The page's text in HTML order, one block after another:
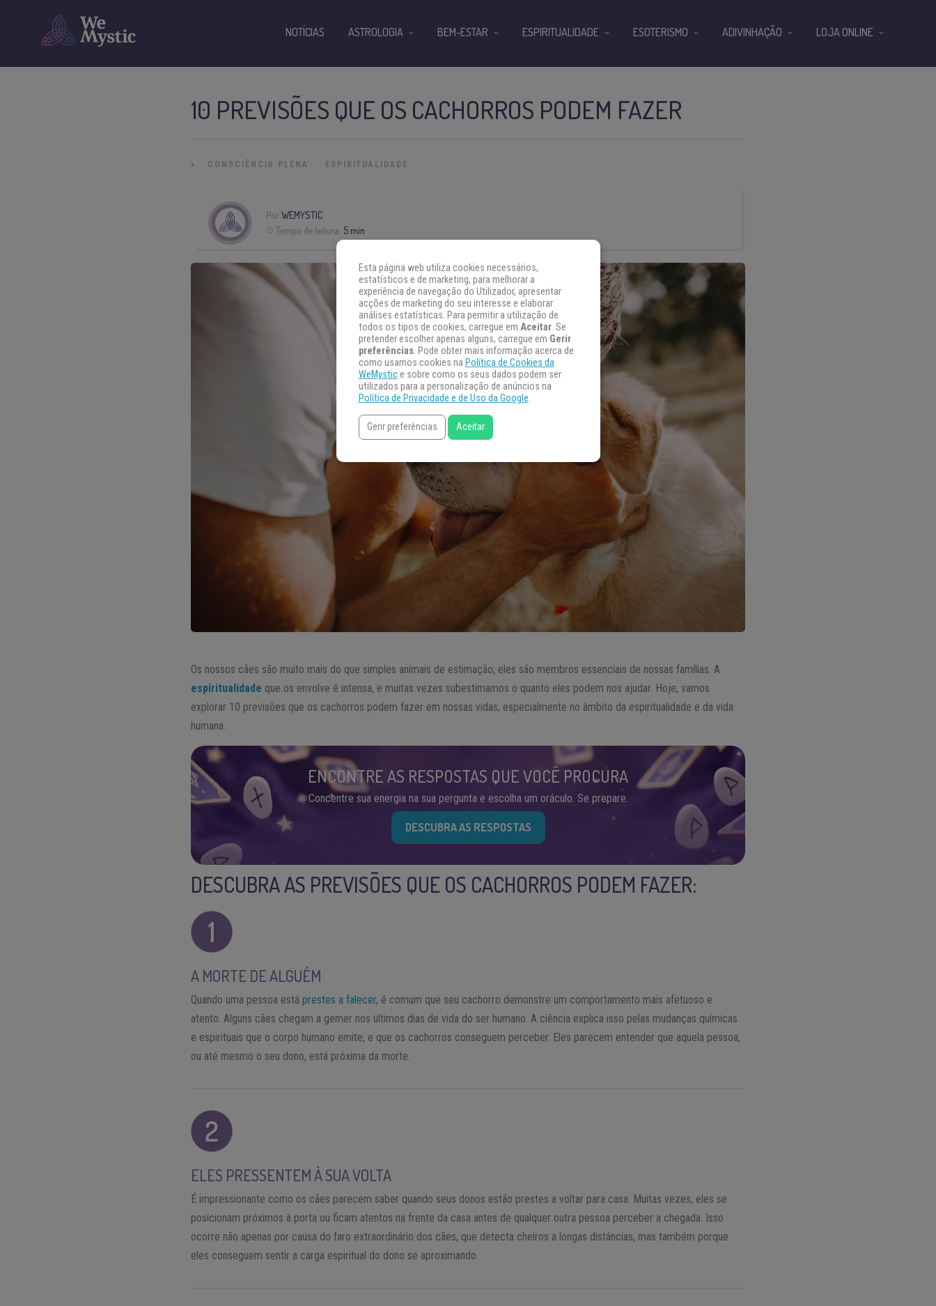
10 PREVISÕES QUE OS CACHORROS PODEM FAZER
» CONSCIÊNCIA PLENA ESPIRITUALIDADE
PorWEMYSTIC
Tempo de leitura: 5 min
Os nossos cães são muito mais do que simples animais de estimação; eles são membros essenciais de nossas famílias. A
espiritualidade que os envolve é intensa, e muitas vezes subestimamos o quanto eles podem nos ajudar. Hoje, vamos
explorar 10 previsões que os cachorros podem fazer em nossas vidas, especialmente no âmbito da espiritualidade e da vida
humana.
ENCONTRE AS RESPOSTAS QUE VOCÊ PROCURA
Concentre sua energia na sua pergunta e escolha um oráculo. Se prepare.
DESCUBRA AS RESPOSTAS
DESCUBRA AS PREVISÕES QUE OS CACHORROS PODEM FAZER:
A MORTE DE ALGUÉM
Quando uma pessoa estáprestes a falecer, é comum que seu cachorro demonstre um comportamento mais afetuoso e
atento. Alguns cães chegam a gemer nos últimos dias de vida do ser humano. A ciência explica isso pelas mudanças químicas
e espirituais que o corpo humano emite, e que os cachorros conseguem perceber. Eles parecem entender que aquela pessoa,
ou até mesmo o seu dono, está próxima da morte.
ELES PRESSENTEM À SUA VOLTA
É impressionante como os cães parecem saber quando seus donos estão prestes a voltar para casa. Muitas vezes, eles se
posicionam próximos à porta ou ficam atentos na frente da casa antes de qualquer outra pessoa perceber a chegada. Isso
ocorre não apenas por causa do faro extraordinário dos cães, que detecta cheiros a longas distâncias, mas também porque
eles conseguem sentir a carga espiritual do dono se aproximando.
NOTÍCIAS ASTROLOGIA BEM-ESTAR ESPIRITUALIDADE ESOTERISMO ADIVINHAÇÃO LOJA ONLINE
Esta página web utiliza cookies necessários,
estatísticos e de marketing, para melhorar a
experiência de navegação do Utilizador, apresentar
acções de marketing do seu interesse e elaborar
análises estatísticas. Para permitir a utilização de
todos os tipos de cookies, carregue em Aceitar. Se
pretender escolher apenas alguns, carregue em Gerir
preferências. Pode obter mais informação acerca de
como usamos cookies na Política de Cookies da
WeMystice sobre como os seus dados podem ser
utilizados para a personalização de anúncios na
Política de Privacidade e de Uso da Google.
Gerir preferências Aceitar